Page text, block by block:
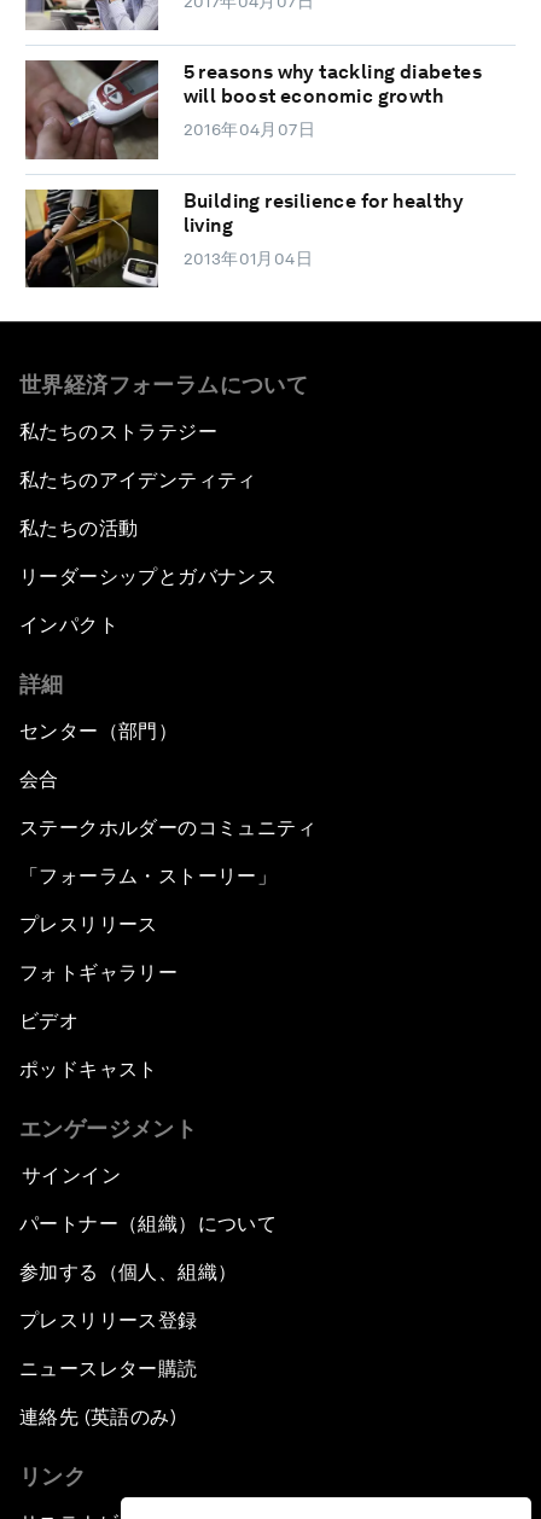
5 reasons why tackling diabetes
will boost economic growth
2016年04月07日
Building resilience for healthy
living
2013年01月04日
世界経済フォーラムについて
私たちのストラテジー
私たちのアイデンティティ
私たちの活動
リーダーシップとガバナンス
インパクト
詳細
センター（部門）
会合
ステークホルダーのコミュニティ
「フォーラム・ストーリー」
プレスリリース
フォトギャラリー
ビデオ
ポッドキャスト
エンゲージメント
サインイン
パートナー（組織）について
参加する（個人、組織）
プレスリリース登録
ニュースレター購読
連絡先 (英語のみ)
リンク